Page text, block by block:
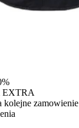
EXTRA
kolejne zamowienie